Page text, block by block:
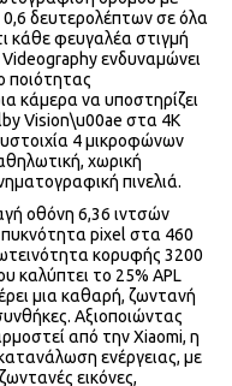
δευτερολέπτων σε όλα
κάθε φευγαλέα στιγμή
ενδυναμώνει
ποιότητας
κάμερα να υποστηρίζει
Vision\u00ae στα 4K
4 μικροφώνων
χωρική
πινελιά.
οθόνη 6,36 ιντσών
pixel στα 460
κορυφής 3200
καλύπτει το 25% APL
μια καθαρή, ζωντανή
Αξιοποιώντας
από την Xiaomi, η
ενέργειας, με
εικόνες,